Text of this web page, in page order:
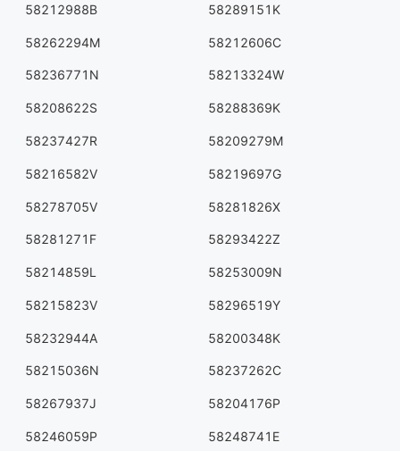
58212988B 58289151K
58262294M 58212606C
58236771N 58213324W
58208622S 58288369K
58237427R 58209279M
58216582V 58219697G
58278705V 58281826X
58281271F 58293422Z
58214859L 58253009N
58215823V 58296519Y
58232944A 58200348K
58215036N 58237262C
58267937J 58204176P
58246059P 58248741E